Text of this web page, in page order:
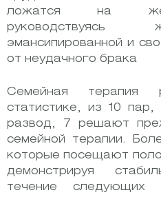
ложатся на
руководствуясь
эмансипированной и
от неудачного брака
Семейная терапия
статистике, из 10
развод, 7 решают
семейной терапии.
которые посещают
демонстрируя
течение